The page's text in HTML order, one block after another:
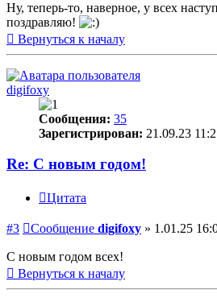
Ну, теперь-то, наверное, у всех
поздравляю!
Вернуться к началу
digifoxy
Сообщения: 35
Зарегистрирован: 21.09.23
Re: С новым годом!
Цитата
#3 Сообщение digifoxy » 1.01.25
С новым годом всех!
Вернуться к началу